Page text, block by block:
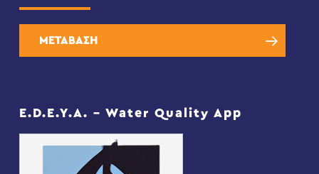
ΜΕΤΑΒΑΣΗ
E.D.E.Y.A. – Water Quality App